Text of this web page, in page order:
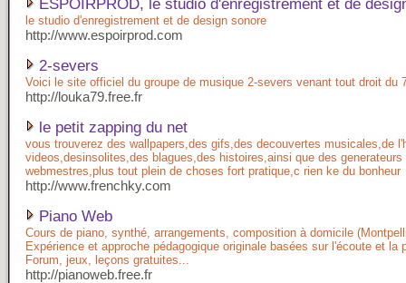
ESPOIRPROD, le studio d'enregistrement et de
le studio d'enregistrement et de design sonore
http://www.espoirprod.com
2-severs
Voici le site officiel du groupe de musique 2-severs venant tout droit du
http://louka79.free.fr
le petit zapping du net
vous trouverez des wallpapers,des gifs,des decouvertes musicales,de
videos,desinsolites,des blagues,des histoires,ainsi que des generateurs
webmestres,plus tout plein de choses fort pratique,c rien ke du bonheur
http://www.frenchky.com
Piano Web
Cours de piano, synthé, arrangements, composition à domicile
Expérience et approche pédagogique originale basées sur l'écoute et la
Forum, jeux, leçons gratuites...
http://pianoweb.free.fr